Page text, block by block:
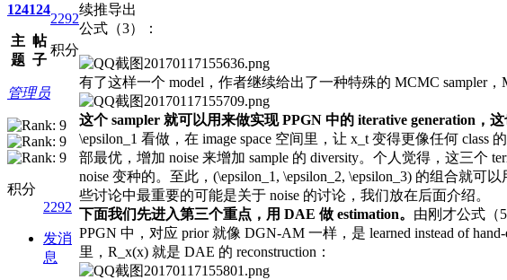
124
主
题
124
帖
子
2292
积分
管理员
积分
2292
发消
息
续推导出
公式（3）：
有了这样一个 model，作者继续给出了一种特殊的 MCMC sampler，
这个 sampler 就可以用来做实现 PPGN 中的 iterative generation，
\epsilon_1 看做，在 image space 空间里，让 x_t 变得更像任何 class
部最优，增加 noise 来增加 sample 的 diversity。个人觉得，这三个
noise 变种的。至此，(\epsilon_1, \epsilon_2, \epsilon_3) 的组合就
些讨论中最重要的可能是关于 noise 的讨论，我们放在后面介绍。
下面我们先进入第三个重点，用 DAE 做 estimation。 由刚才公式（
PPGN 中，对应 prior 就像 DGN-AM 一样，是 learned instead of
里，R_x(x) 就是 DAE 的 reconstruction：